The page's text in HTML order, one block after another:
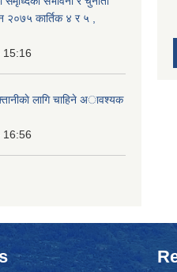
२०७५ कार्तिक ४ र ५ ,
15:16
लागि चाहिने अावश्यक
16:56